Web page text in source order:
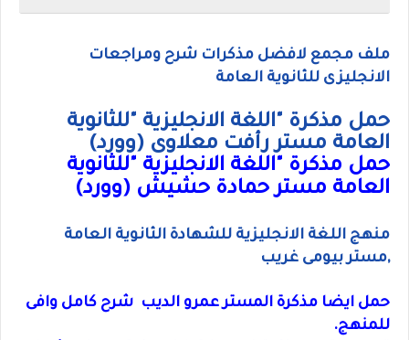
ملف مجمع لافضل مذكرات شرح ومراجعات
الانجليزى للثانوية العامة
حمل مذكرة "اللغة الانجليزية "للثانوية
العامة مستر رأفت معلاوى (وورد)
حمل مذكرة "اللغة الانجليزية "للثانوية
العامة مستر حمادة حشيش (وورد)
منهج اللغة الانجليزية للشهادة الثانوية العامة
,مستر بيومى غريب
حمل ايضا مذكرة المستر عمرو الديب شرح كامل وافى
للمنهج.